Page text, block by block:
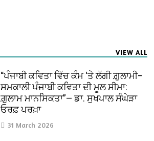
VIEW ALL
“ਪੰਜਾਬੀ ਕਵਿਤਾ ਵਿੱਚ ਕੰਮ ‘ਤੇ ਲੱਗੀ ਗ਼ੁਲਾਮੀ–
ਸਮਕਾਲੀ ਪੰਜਾਬੀ ਕਵਿਤਾ ਦੀ ਮੂਲ ਸੀਮਾ:
ਗ਼ੁਲਾਮ ਮਾਨਸਿਕਤਾ”— ਡਾ. ਸੁਖਪਾਲ ਸੰਘੇੜਾ
ਓਰਫ਼ ਪਰਖ਼ਾ
31 March 2026